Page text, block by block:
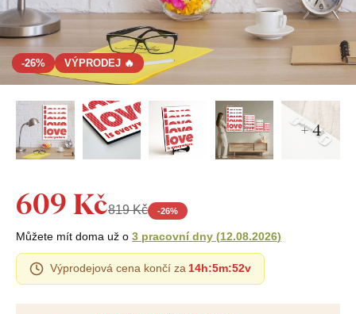
-26% VÝPRODEJ 🔥
+ 4
609 Kč819 Kč -26%
Můžete mít doma už o 3 pracovní dny (12.08.2026)
Výprodejová cena končí za 14h:5m:51v